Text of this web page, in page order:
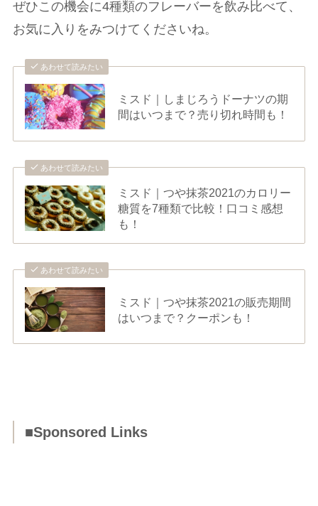
ぜひこの機会に4種類のフレーバーを飲み比べて、
お気に入りをみつけてくださいね。
あわせて読みたい
ミスド｜しまじろうドーナツの期
間はいつまで？売り切れ時間も！
あわせて読みたい
ミスド｜つや抹茶2021のカロリー
糖質を7種類で比較！口コミ感想
も！
あわせて読みたい
ミスド｜つや抹茶2021の販売期間
はいつまで？クーポンも！
■Sponsored Links